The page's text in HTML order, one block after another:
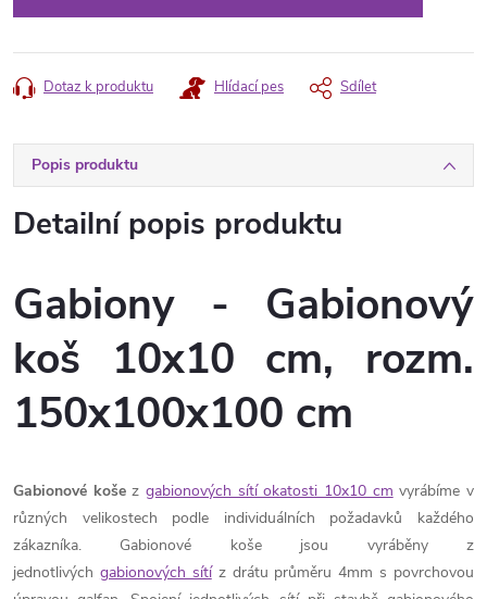
Dotaz k produktu Hlídací pes Sdílet
Popis produktu
Detailní popis produktu
Gabiony - Gabionový
koš 10x10 cm, rozm.
150x100x100 cm
Gabionové košezgabionových sítí okatosti 10x10 cm vyrábíme v
různých velikostech podle individuálních požadavků každého
zákazníka. Gabionové koše jsou vyráběny z
jednotlivých gabionových sítíz drátu průměru 4mm s povrchovou